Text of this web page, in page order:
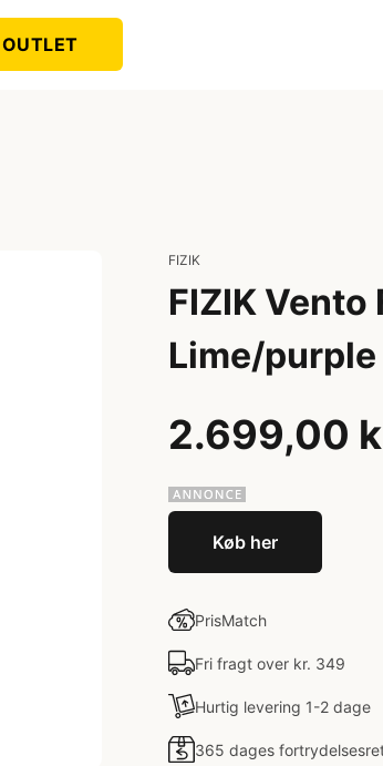
OUTLET
FIZIK
FIZIK Vento
Lime/
2.699,00
Køb her
PrisMatch
Fri fragt over kr. 349
Hurtig levering 1-2 dage
365 dages